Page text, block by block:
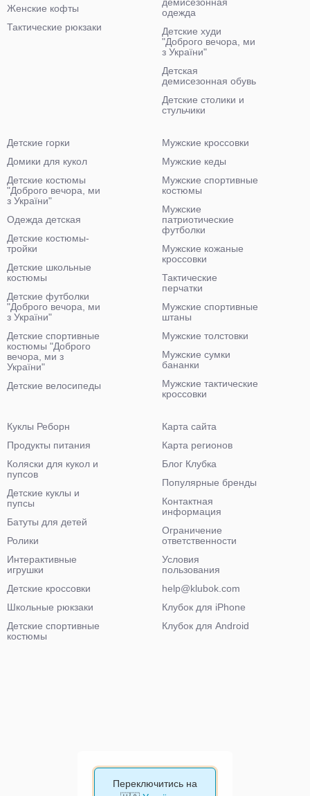
Женские кофты
Тактические рюкзаки
одежда
Детские худи
"Доброго вечора, ми
з України"
Детская
демисезонная обувь
Детские столики и
стульчики
Детские горки
Домики для кукол
Детские костюмы
"Доброго вечора, ми
з України"
Одежда детская
Детские костюмы-
тройки
Детские школьные
костюмы
Детские футболки
"Доброго вечора, ми
з України"
Детские спортивные
костюмы "Доброго
вечора, ми з
України"
Детские велосипеды
Мужские кроссовки
Мужские кеды
Мужские спортивные
костюмы
Мужские
патриотические
футболки
Мужские кожаные
кроссовки
Тактические
перчатки
Мужские спортивные
штаны
Мужские толстовки
Мужские сумки
бананки
Мужские тактические
кроссовки
Куклы Реборн
Продукты питания
Коляски для кукол и
пупсов
Детские куклы и
пупсы
Батуты для детей
Ролики
Интерактивные
игрушки
Детские кроссовки
Школьные рюкзаки
Детские спортивные
костюмы
Карта сайта
Карта регионов
Блог Клубка
Популярные бренды
Контактная
информация
Ограничение
ответственности
Условия
пользования
help@klubok.com
Клубок для iPhone
Клубок для Android
Переключитись на